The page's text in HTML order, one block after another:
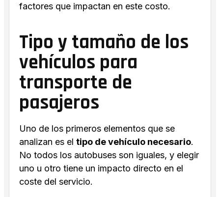
factores que impactan en este costo.
Tipo y tamaño de los
vehículos para
transporte de
pasajeros
Uno de los primeros elementos que se
analizan es el tipo de vehículo necesario.
No todos los autobuses son iguales, y elegir
uno u otro tiene un impacto directo en el
coste del servicio.